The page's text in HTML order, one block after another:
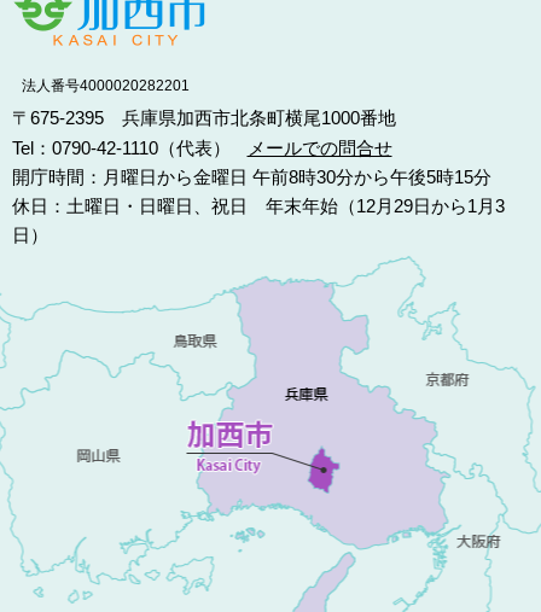
法人番号4000020282201
〒675-2395 兵庫県加西市北条町横尾1000番地
Tel：0790-42-1110（代表）
メールでの問合せ
開庁時間：月曜日から金曜日 午前8時30分から午後5時15分
休日：土曜日・日曜日、祝日 年末年始（12月29日から1月3
日）